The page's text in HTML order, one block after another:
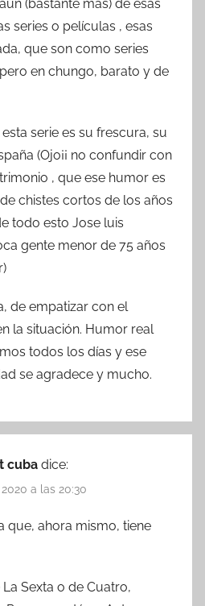
(bastante mas) de esas
series o películas , esas
que son como series
en chungo, barato y de
serie es su frescura, su
(Ojo¡¡ no confundir con
, que ese humor es
chistes cortos de los años
todo esto Jose luis
gente menor de 75 años
de empatizar con el
la situación. Humor real
todos los días y ese
se agradece y mucho.
cuba dice:
a las 20:30
que, ahora mismo, tiene
Sexta o de Cuatro,